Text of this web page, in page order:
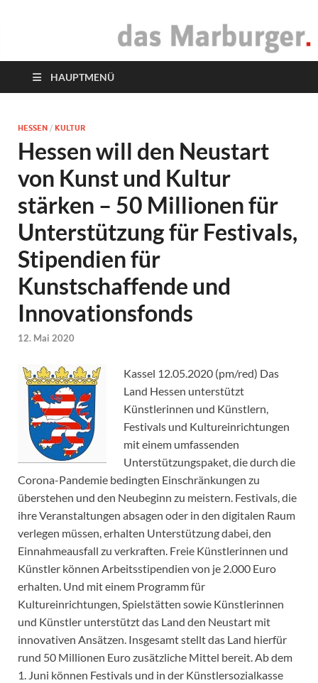
das Marburger.
HAUPTMENÜ
HESSEN / KULTUR
Hessen will den Neustart
von Kunst und Kultur
stärken – 50 Millionen für
Unterstützung für Festivals,
Stipendien für
Kunstschaffende und
Innovationsfonds
12. Mai 2020
Kassel 12.05.2020 (pm/red) Das
Land Hessen unterstützt
Künstlerinnen und Künstlern,
Festivals und Kultureinrichtungen
mit einem umfassenden
Unterstützungspaket, die durch die
Corona-Pandemie bedingten Einschränkungen zu
überstehen und den Neubeginn zu meistern. Festivals, die
ihre Veranstaltungen absagen oder in den digitalen Raum
verlegen müssen, erhalten Unterstützung dabei, den
Einnahmeausfall zu verkraften. Freie Künstlerinnen und
Künstler können Arbeitsstipendien von je 2.000 Euro
erhalten. Und mit einem Programm für
Kultureinrichtungen, Spielstätten sowie Künstlerinnen
und Künstler unterstützt das Land den Neustart mit
innovativen Ansätzen. Insgesamt stellt das Land hierfür
rund 50 Millionen Euro zusätzliche Mittel bereit. Ab dem
1. Juni können Festivals und in der Künstlersozialkasse